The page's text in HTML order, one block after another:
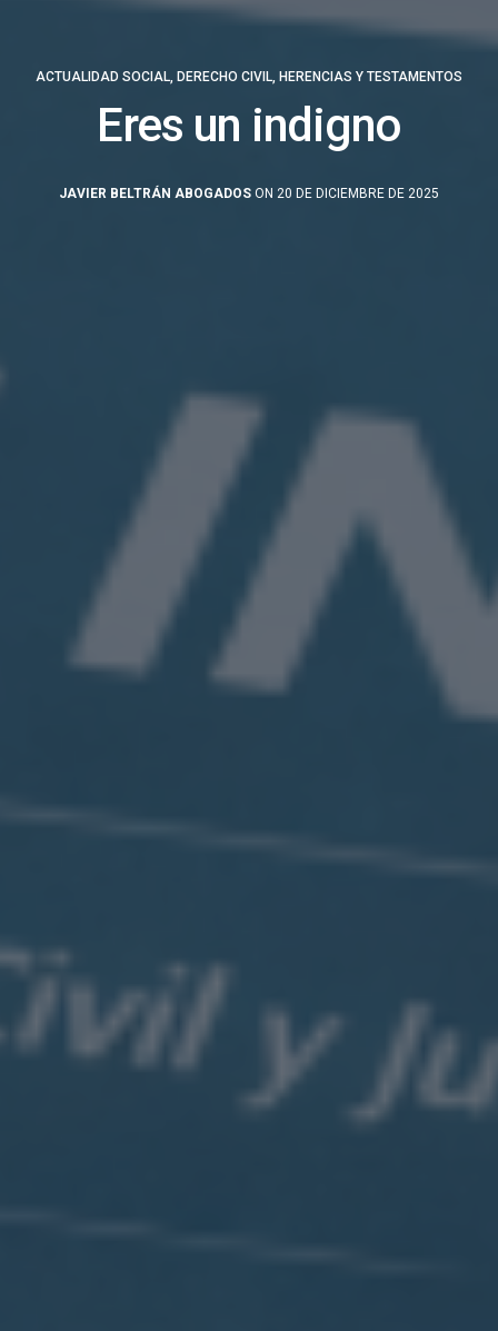
ACTUALIDAD SOCIAL, DERECHO CIVIL, HERENCIAS Y TESTAMENTOS
Eres un indigno
JAVIER BELTRÁN ABOGADOS ON 20 DE DICIEMBRE DE 2025